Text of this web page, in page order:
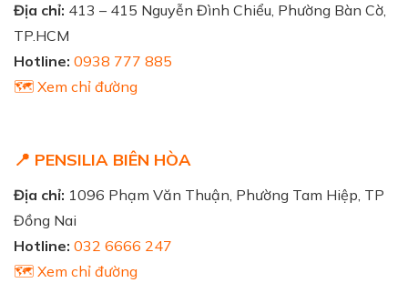
Địa chỉ: 413 – 415 Nguyễn Đình Chiểu, Phường Bàn Cờ,
TP.HCM
Hotline: 0938 777 885
🗺️ Xem chỉ đường
📍 PENSILIA BIÊN HÒA
Địa chỉ: 1096 Phạm Văn Thuận, Phường Tam Hiệp, TP
Đồng Nai
Hotline: 032 6666 247
🗺️ Xem chỉ đường